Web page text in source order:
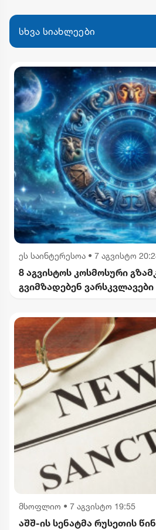
სხვა სიახლეები
ეს საინტერესოა • 7 აგვისტო
8 აგვისტოს კოსმოსური
გვიმზადებენ
მსოფლიო • 7 აგვისტო 19:55
აშშ-ის სენატმა რუსეთის